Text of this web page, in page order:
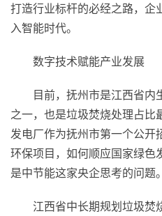
打造行业标杆的必经之路，企
入智能时代。
数字技术赋能产业发展
目前，抚州市是江西省内
之一，也是垃圾焚烧处理占比
发电厂作为抚州市第一个公开
环保项目，如何顺应国家绿色
是中节能这家央企思考的问题。
江西省中长期规划垃圾焚